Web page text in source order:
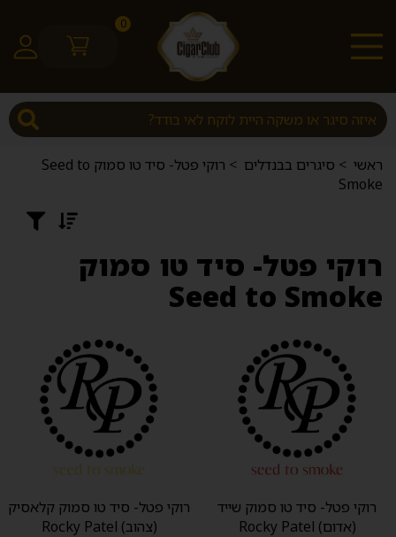
0
ראשי > סיגרים בבנדלים >
רוקי פטל- סיד טו סמוק Seed to
Smoke
רוקי פטל- סיד טו סמוק
Seed to Smoke
רוקי פטל- סיד טו סמוק שייד
(אדום) Rocky Patel
רוקי פטל- סיד טו סמוק קלאסיק
(צהוב) Rocky Patel